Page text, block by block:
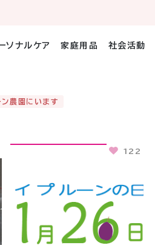
ソナルケア 家庭用品 社会活動
ン農園にいます
122